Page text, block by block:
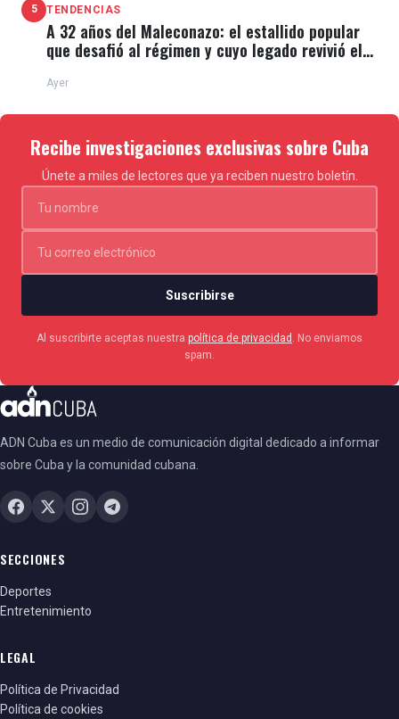
5 TENDENCIAS
A 32 años del Maleconazo: el estallido popular
que desafió al régimen y cuyo legado revivió el
Ayer
Recibe investigaciones exclusivas sobre Cuba
Únete a miles de lectores que ya reciben nuestro boletín.
Suscribirse
Al suscribirte aceptas nuestra política de privacidad
. No enviamos
spam.
ADN Cuba es un medio de comunicación digital dedicado a informar
sobre Cuba y la comunidad cubana.
SECCIONES
Deportes
Entretenimiento
LEGAL
Política de Privacidad
Política de cookies